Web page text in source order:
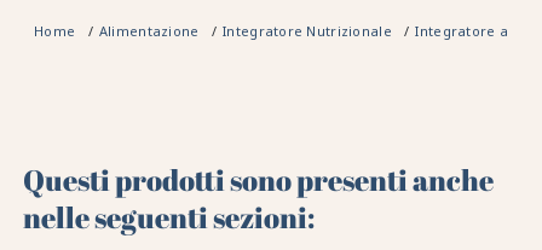
Home Alimentazione Integratore Nutrizionale Integratore
Questi prodotti sono presenti anche
nelle seguenti sezioni: